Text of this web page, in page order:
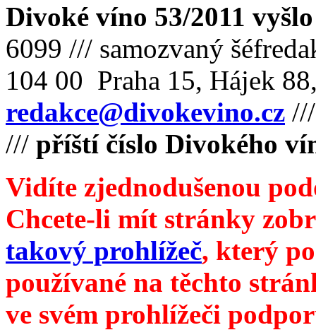
Divoké víno 53/2011
6099 /// samozvaný
104 00 Praha 15, Hájek
redakce@divokevino.cz
/// příští číslo Divokého
Vidíte zjednodušenou
Chcete-li mít stránky
takový prohlížeč, který
používané na těchto
ve svém prohlížeči